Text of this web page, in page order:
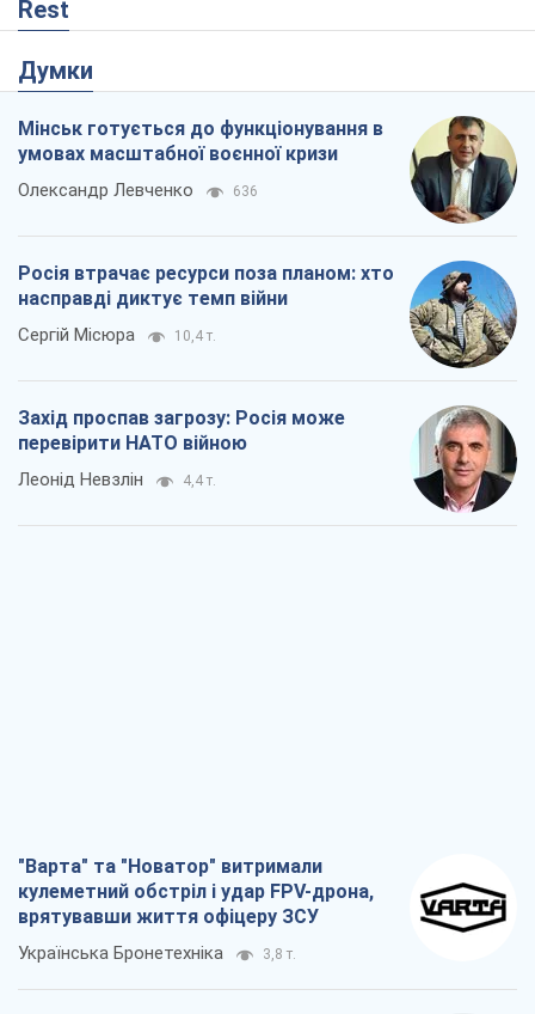
Rest
Думки
Мінськ готується до функціонування в
умовах масштабної воєнної кризи
Олександр Левченко 636
Росія втрачає ресурси поза планом: хто
насправді диктує темп війни
Сергій Місюра 10,4 т.
Захід проспав загрозу: Росія може
перевірити НАТО війною
Леонід Невзлін 4,4 т.
"Варта" та "Новатор" витримали
кулеметний обстріл і удар FPV-дрона,
врятувавши життя офіцеру ЗСУ
Українська Бронетехніка 3,8 т.